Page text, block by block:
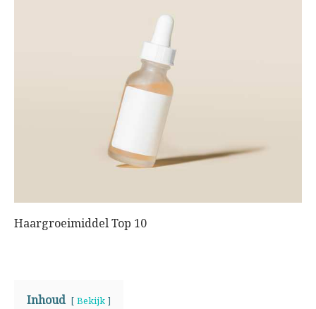
Haargroeimiddel Top 10
Inhoud Bekijk